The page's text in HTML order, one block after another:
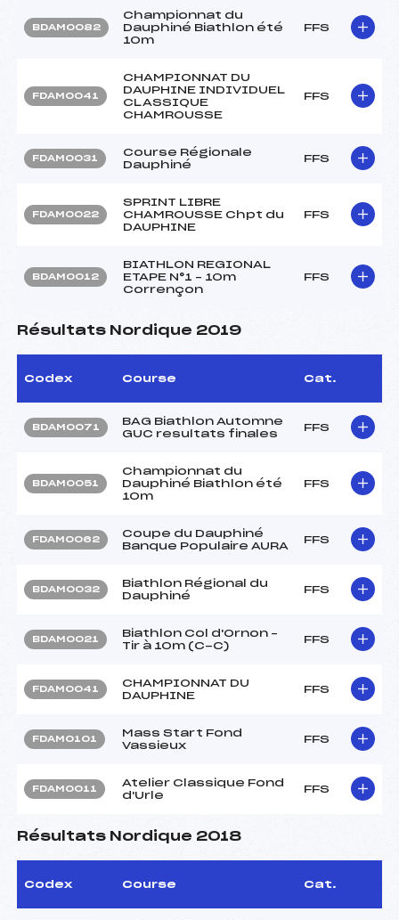
BDAM0082
Championnat du
Dauphiné Biathlon été
10m
FFS
FDAM0041
CHAMPIONNAT DU
DAUPHINE INDIVIDUEL
CLASSIQUE
CHAMROUSSE
FFS
FDAM0031
Course Régionale
Dauphiné
FFS
FDAM0022
SPRINT LIBRE
CHAMROUSSE Chpt du
DAUPHINE
FFS
BDAM0012
BIATHLON REGIONAL
ETAPE N°1 – 10m
Corrençon
FFS
Résultats Nordique 2019
Codex Course Cat.
BDAM0071
BAG Biathlon Automne
GUC resultats finales
FFS
BDAM0051
Championnat du
Dauphiné Biathlon été
10m
FFS
FDAM0062
Coupe du Dauphiné
Banque Populaire AURA
FFS
BDAM0032
Biathlon Régional du
Dauphiné
FFS
BDAM0021
Biathlon Col d'Ornon –
Tir à 10m (C-C)
FFS
FDAM0041
CHAMPIONNAT DU
DAUPHINE
FFS
FDAM0101
Mass Start Fond
Vassieux
FFS
FDAM0011
Atelier Classique Fond
d'Urle
FFS
Résultats Nordique 2018
Codex Course Cat.